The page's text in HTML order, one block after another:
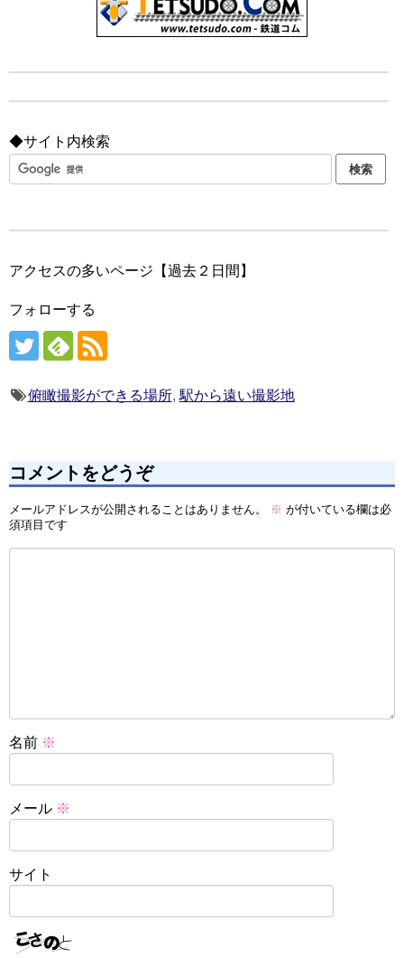
◆サイト内検索
アクセスの多いページ【過去２日間】
フォローする
俯瞰撮影ができる場所, 駅から遠い撮影地
コメントをどうぞ
メールアドレスが公開されることはありません。 ※ が付いている欄は必
須項目です
名前 ※
メール ※
サイト